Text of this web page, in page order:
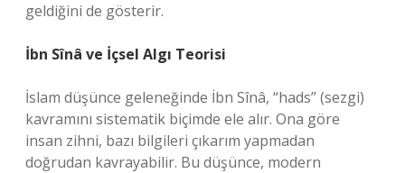
geldiğini de gösterir.
İbn Sînâ ve İçsel Algı Teorisi
İslam düşünce geleneğinde İbn Sînâ, “hads” (sezgi)
kavramını sistematik biçimde ele alır. Ona göre
insan zihni, bazı bilgileri çıkarım yapmadan
doğrudan kavrayabilir. Bu düşünce, modern